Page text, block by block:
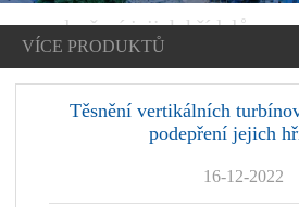
podepření jejich hřídelů
VÍCE PRODUKTŮ
Těsnění vertikálních
podepření jejich
16-12-2022